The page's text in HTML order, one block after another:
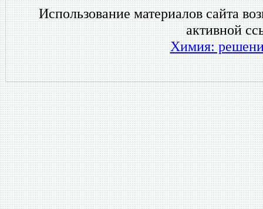
Использование материалов сайта
активной
Химия: